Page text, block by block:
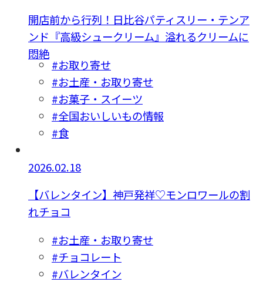
開店前から行列！日比谷パティスリー・テンア
ンド『高級シュークリーム』溢れるクリームに
悶絶
#お取り寄せ
#お土産・お取り寄せ
#お菓子・スイーツ
#全国おいしいもの情報
#食
2026.02.18
【バレンタイン】神戸発祥♡モンロワールの割
れチョコ
#お土産・お取り寄せ
#チョコレート
#バレンタイン